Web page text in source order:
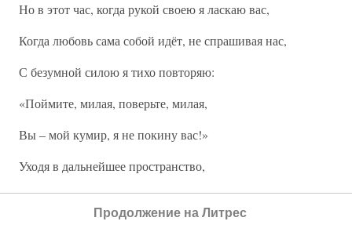
Но в этот час, когда рукой своею я ласкаю вас,
Когда любовь сама собой идёт, не спрашивая нас,
С безумной силою я тихо повторяю:
«Поймите, милая, поверьте, милая,
Вы – мой кумир, я не покину вас!»
Уходя в дальнейшее пространство,
Я блесну непрошеной слезой,
Продолжение на Литрес